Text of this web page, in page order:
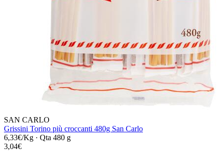
SAN CARLO
Grissini Torino più croccanti 480g San Carlo
6,33€/Kg · Qta 480 g
3,04€